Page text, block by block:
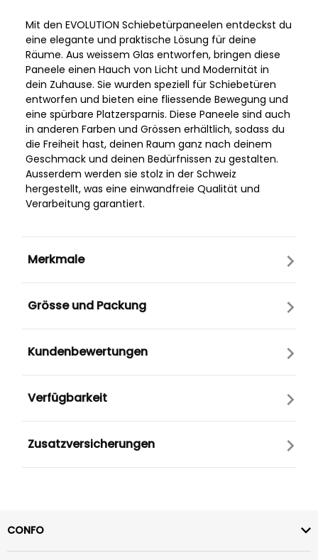
Mit den EVOLUTION Schiebetürpaneelen entdeckst du
eine elegante und praktische Lösung für deine
Räume. Aus weissem Glas entworfen, bringen diese
Paneele einen Hauch von Licht und Modernität in
dein Zuhause. Sie wurden speziell für Schiebetüren
entworfen und bieten eine fliessende Bewegung und
eine spürbare Platzersparnis. Diese Paneele sind auch
in anderen Farben und Grössen erhältlich, sodass du
die Freiheit hast, deinen Raum ganz nach deinem
Geschmack und deinen Bedürfnissen zu gestalten.
Ausserdem werden sie stolz in der Schweiz
hergestellt, was eine einwandfreie Qualität und
Verarbeitung garantiert.
Merkmale
Grösse und Packung
Kundenbewertungen
Verfügbarkeit
Zusatzversicherungen
CONFO